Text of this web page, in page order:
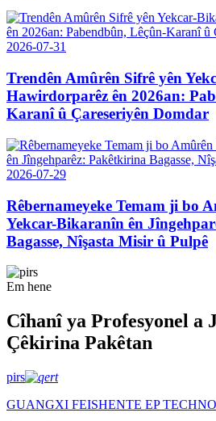
2026-07-31
Trendên Amûrên Sifrê yên
Hawirdorparêz ên 2026an:
Karanî û Çareseriyên Domdar
2026-07-29
Rêbernameyeke Temam ji bo
Yekcar-Bikaranîn ên
Bagasse, Nîşasta Misir û Pulpê
Em hene
Cîhanî ya Profesyonel a
Çêkirina Pakêtan
pirs
GUANGXI FEISHENTE EP